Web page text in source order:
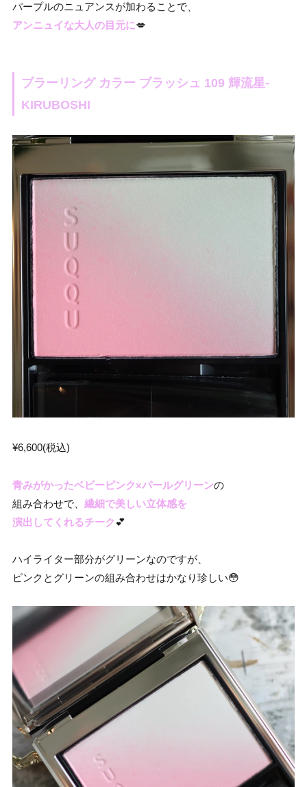
パープルのニュアンスが加わることで、
アンニュイな大人の目元に💋
ブラーリング カラー ブラッシュ 109 輝流星-
KIRUBOSHI
¥6,600(税込)
青みがかったベビーピンク×パールグリーンの
組み合わせで、 繊細で美しい立体感を
演出してくれるチーク💕
ハイライター部分がグリーンなのですが、
ピンクとグリーンの組み合わせはかなり珍しい😳